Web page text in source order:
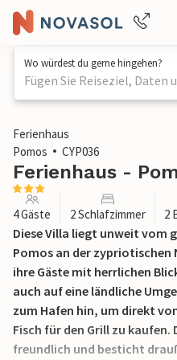
Wo würdest du gerne hingehen?
Fügen Sie Reiseziel, Daten
1 / 11
Ferienhaus
Pomos
CYP036
Ferienhaus -
4 Gäste 2 Schlafzimmer 2
Diese Villa liegt unweit vom
Pomos an der
ihre Gäste mit herrlichen
auch auf eine ländliche
zum Hafen hin, um direkt
Fisch für den Grill zu kaufen.
freundlich und besticht